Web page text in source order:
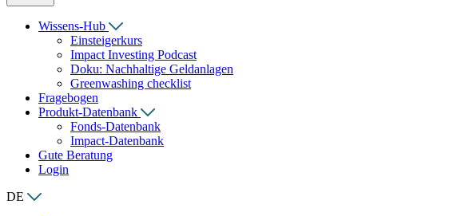
Wissens-Hub
Einsteigerkurs
Impact Investing Podcast
Doku: Nachhaltige Geldanlagen
Greenwashing checklist
Fragebogen
Produkt-Datenbank
Fonds-Datenbank
Impact-Datenbank
Gute Beratung
Login
DE